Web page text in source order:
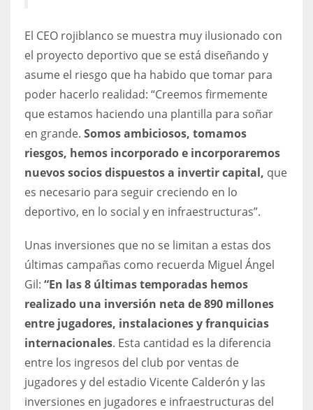
El CEO rojiblanco se muestra muy ilusionado con
el proyecto deportivo que se está diseñando y
asume el riesgo que ha habido que tomar para
poder hacerlo realidad: “Creemos firmemente
que estamos haciendo una plantilla para soñar
en grande. Somos ambiciosos, tomamos
riesgos, hemos incorporado e incorporaremos
nuevos socios dispuestos a invertir capital, que
es necesario para seguir creciendo en lo
deportivo, en lo social y en infraestructuras”.
Unas inversiones que no se limitan a estas dos
últimas campañas como recuerda Miguel Ángel
Gil: “En las 8 últimas temporadas hemos
realizado una inversión neta de 890 millones
entre jugadores, instalaciones y franquicias
internacionales. Esta cantidad es la diferencia
entre los ingresos del club por ventas de
jugadores y del estadio Vicente Calderón y las
inversiones en jugadores e infraestructuras del